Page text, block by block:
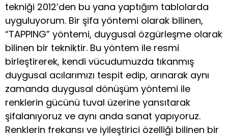
tekniği 2012’den bu yana yaptığım tablolarda
uyguluyorum. Bir şifa yöntemi olarak bilinen,
“TAPPING” yöntemi, duygusal özgürleşme olarak
bilinen bir tekniktir. Bu yöntem ile resmi
birleştirerek, kendi vücudumuzda tıkanmış
duygusal acılarımızı tespit edip, arınarak aynı
zamanda duygusal dönüşüm yöntemi ile
renklerin gücünü tuval üzerine yansıtarak
şifalanıyoruz ve aynı anda sanat yapıyoruz.
Renklerin frekansı ve iyileştirici özelliği bilinen bir